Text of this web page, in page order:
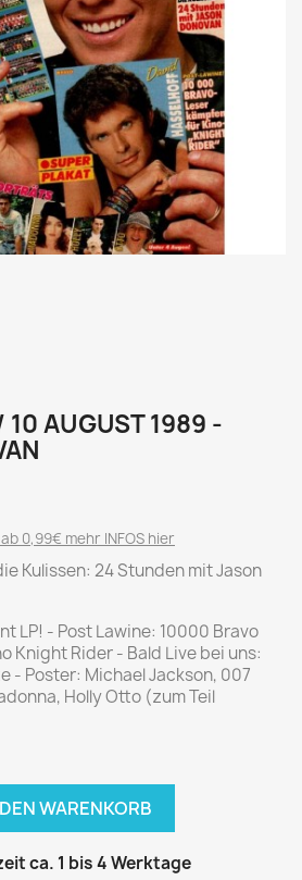
10 AUGUST 1989 -
0,99€ mehr INFOS hier
Kulissen: 24 Stunden mit Jason
LP! - Post Lawine: 10000 Bravo
Knight Rider - Bald Live bei uns:
- Poster: Michael Jackson, 007
Holly Otto (zum Teil
WARENKORB
ca. 1 bis 4 Werktage